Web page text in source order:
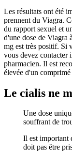
Les résultats ont été
prennent du Viagra.
du rapport sexuel et
d'une dose de Viagra
mg est très positif. Si
vous devez contacter
pharmacien. Il est
élevée d'un
Le cialis ne
Une dose
souffrant de
Il est important
doit pas être